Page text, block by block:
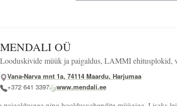
MENDALI OÜ
Looduskivide müük ja paigaldus, LAMMI ehitusplokid,
Vana-Narva mnt 1a, 74114 Maardu, Harjumaa
+372 641 3397
www.mendali.ee